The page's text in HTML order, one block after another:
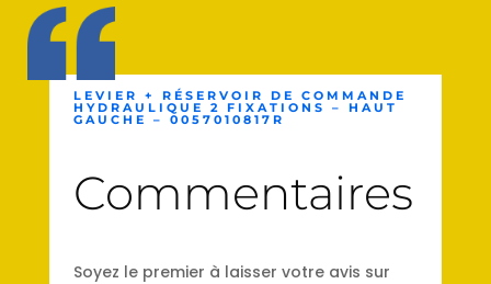
LEVIER + RÉSERVOIR DE COMMANDE
HYDRAULIQUE 2 FIXATIONS – HAUT
GAUCHE – 0057010817R
Commentaires
Soyez le premier à laisser votre avis sur